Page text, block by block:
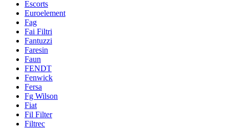
Escorts
Euroelement
Fag
Fai Filtri
Fantuzzi
Faresin
Faun
FENDT
Fenwick
Fersa
Fg Wilson
Fiat
Fil Filter
Filtrec